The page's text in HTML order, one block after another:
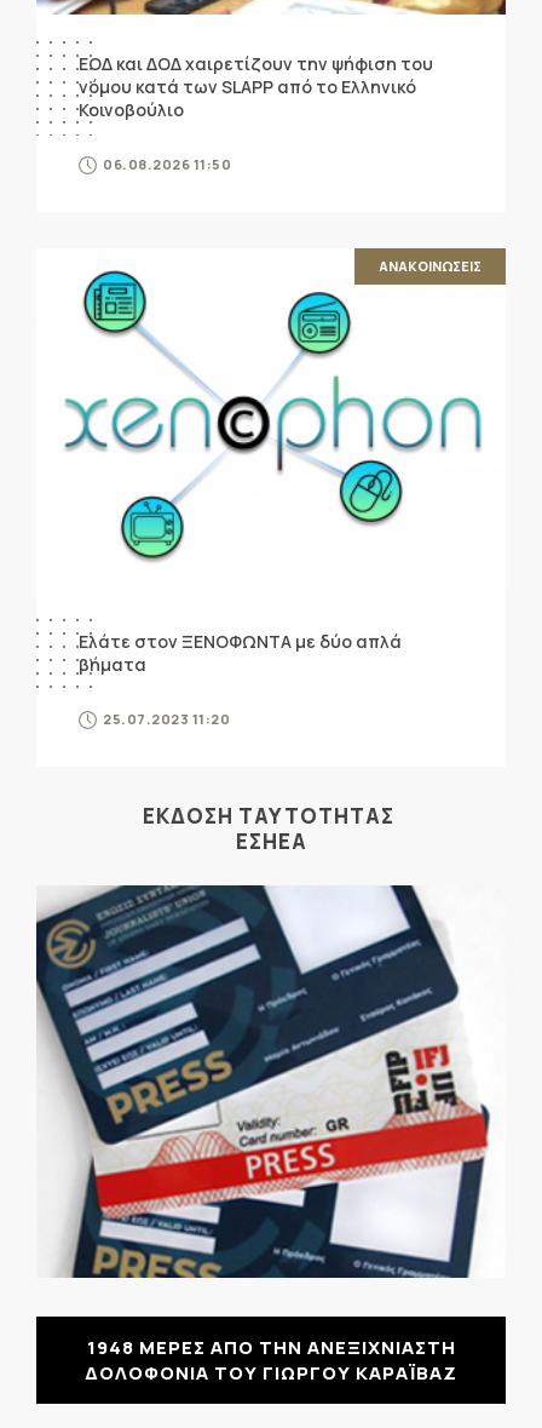
ΕΟΔ και ΔΟΔ χαιρετίζουν την ψήφιση του
νόμου κατά των SLAPP από το Ελληνικό
Κοινοβούλιο
06.08.2026 11:50
ΑΝΑΚΟΙΝΩΣΕΙΣ
Ελάτε στον ΞΕΝΟΦΩΝΤΑ με δύο απλά
βήματα
25.07.2023 11:20
ΕΚΔΟΣΗ ΤΑΥΤΟΤΗΤΑΣ
ΕΣΗΕΑ
1948 ΜΕΡΕΣ ΑΠΟ ΤΗΝ ΑΝΕΞΙΧΝΙΑΣΤΗ
ΔΟΛΟΦΟΝΙΑ ΤΟΥ ΓΙΩΡΓΟΥ ΚΑΡΑΪΒΑΖ